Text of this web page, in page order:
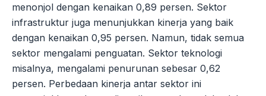
menonjol dengan kenaikan 0,89 persen. Sektor
infrastruktur juga menunjukkan kinerja yang baik
dengan kenaikan 0,95 persen. Namun, tidak semua
sektor mengalami penguatan. Sektor teknologi
misalnya, mengalami penurunan sebesar 0,62
persen. Perbedaan kinerja antar sektor ini